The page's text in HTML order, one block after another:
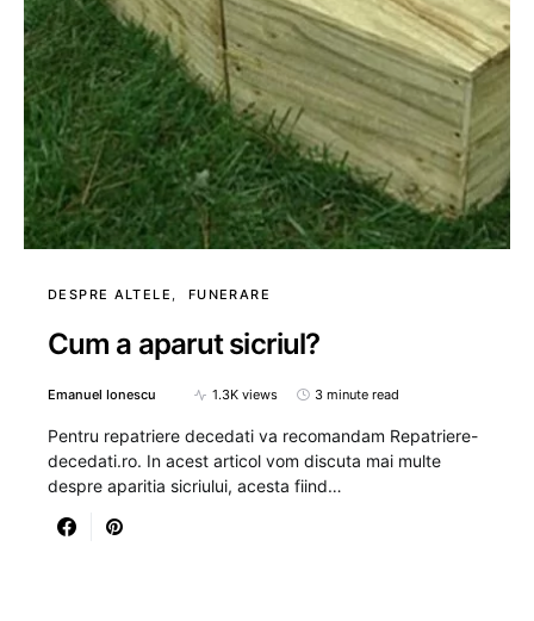
DESPRE ALTELE FUNERARE
Cum a aparut sicriul?
Emanuel Ionescu 1.3K views 3 minute read
Pentru repatriere decedati va recomandam Repatriere-
decedati.ro. In acest articol vom discuta mai multe
despre aparitia sicriului, acesta fiind…